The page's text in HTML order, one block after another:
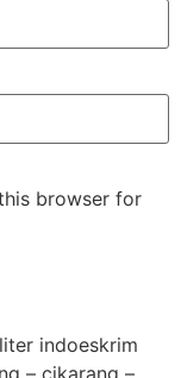
browser for
indoeskrim